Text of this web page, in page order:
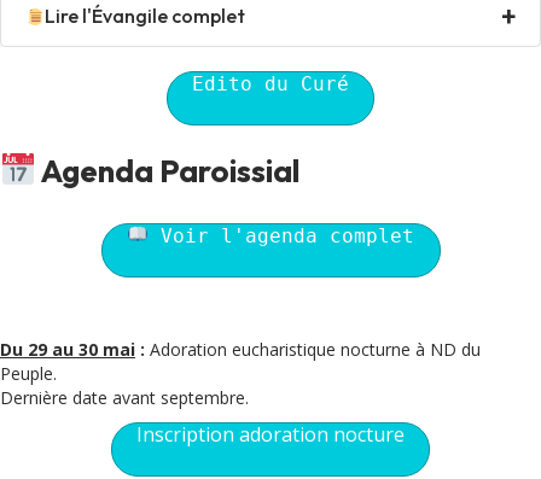
Lire l'Évangile complet
Edito du Curé
Agenda Paroissial
Voir l'agenda complet
Du 29 au 30 mai : Adoration eucharistique nocturne à ND du
Peuple.
Dernière date avant septembre.
Inscription adoration nocture